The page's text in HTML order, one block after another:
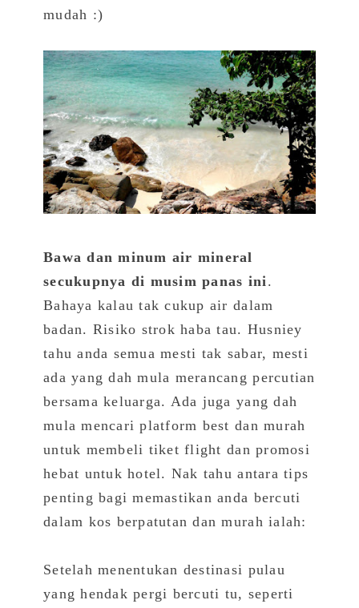
mudah :)
Bawa dan minum air mineral
secukupnya di musim panas ini .
Bahaya kalau tak cukup air dalam
badan. Risiko strok haba tau. Husniey
tahu anda semua mesti tak sabar, mesti
ada yang dah mula merancang percutian
bersama keluarga. Ada juga yang dah
mula mencari platform best dan murah
untuk membeli tiket flight dan promosi
hebat untuk hotel. Nak tahu antara tips
penting bagi memastikan anda bercuti
dalam kos berpatutan dan murah ialah:
Setelah menentukan destinasi pulau
yang hendak pergi bercuti tu, seperti